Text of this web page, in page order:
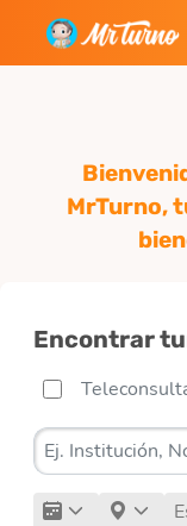
MrTurno,
Encontrar